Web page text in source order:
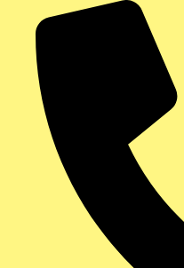
contenu